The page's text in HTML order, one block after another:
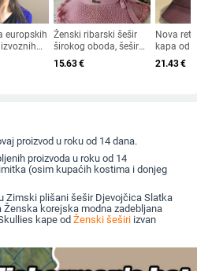
europskih
na
Ženski ribarski šešir
širokog oboda, šešir
za sunce, pleteni šešir
za sunce, šešir za
15.63€
Nova
kapa od
krzna za
2025. za
21.43€
proizvod u roku od 14 dana.
proizvoda u roku od 14
(osim kupaćih kostima i donjeg
Zimski plišani šešir Djevojčica Slatka
korejska modna zadebljana
kape od Ženski šeširi izvan